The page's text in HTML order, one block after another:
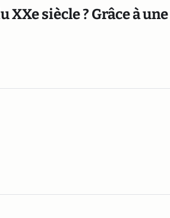
siècle ? Grâce à une